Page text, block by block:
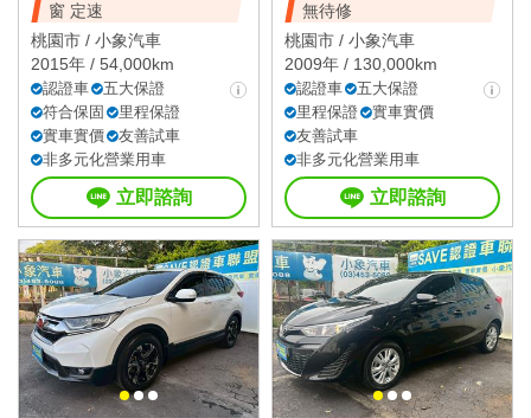
窗 定速
桃園市 / 小象汽車
2015年 / 54,000km
認證車
五大保證
符合保固
里程保證
實車實價
友善試車
非多元化營業用車
立即諮詢
無待修
桃園市 / 小象汽車
2009年 / 130,000km
認證車
五大保證
里程保證
實車實價
友善試車
非多元化營業用車
立即諮詢